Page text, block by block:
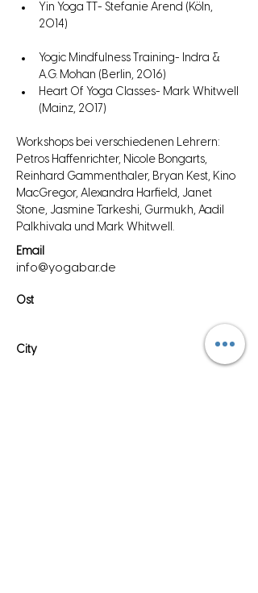
Yin Yoga TT- Stefanie Arend (Köln,
2014)
Yogic Mindfulness Training- Indra &
A.G. Mohan (Berlin, 2016)
Heart Of Yoga Classes- Mark Whitwell
(Mainz, 2017)
Workshops bei verschiedenen Lehrern:
Petros Haffenrichter, Nicole Bongarts,
Reinhard Gammenthaler, Bryan Kest, Kino
MacGregor, Alexandra Harfield, Janet
Stone, Jasmine Tarkeshi, Gurmukh, Aadil
Palkhivala und Mark Whitwell.
Email
info@yogabar.de
Ost
City